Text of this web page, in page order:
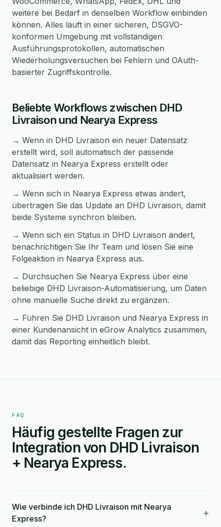
weitere bei Bedarf in denselben Workflow einbinden
können. Alles läuft in einer sicheren, DSGVO-
konformen Umgebung mit vollständigen
Ausführungsprotokollen, automatischen
Wiederholungsversuchen bei Fehlern und OAuth-
basierter Zugriffskontrolle.
Beliebte Workflows zwischen DHD
Livraison und Nearya Express
→ Wenn in DHD Livraison ein neuer Datensatz
erstellt wird, soll automatisch der passende
Datensatz in Nearya Express erstellt oder
aktualisiert werden.
→ Wenn sich in Nearya Express etwas ändert,
übertragen Sie das Update an DHD Livraison, damit
beide Systeme synchron bleiben.
→ Wenn sich ein Status in DHD Livraison ändert,
benachrichtigen Sie Ihr Team und lösen Sie eine
Folgeaktion in Nearya Express aus.
→ Durchsuchen Sie Nearya Express über eine
beliebige DHD Livraison-Automatisierung, um Daten
ohne manuelle Suche direkt zu ergänzen.
→ Führen Sie DHD Livraison und Nearya Express in
einer Kundenansicht in eGrow Analytics zusammen,
damit das Reporting einheitlich bleibt.
FAQ
Häufig gestellte Fragen zur
Integration von DHD Livraison
+ Nearya Express.
Wie verbinde ich DHD Livraison mit Nearya
Express?
+